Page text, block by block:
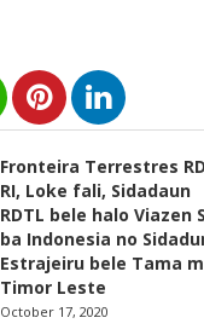
Fronteira Terrestres
RI, Loke fali, Sidadaun
RDTL bele halo Viazen
ba Indonesia no
Estrajeiru bele Tama
Timor Leste
October 17, 2020